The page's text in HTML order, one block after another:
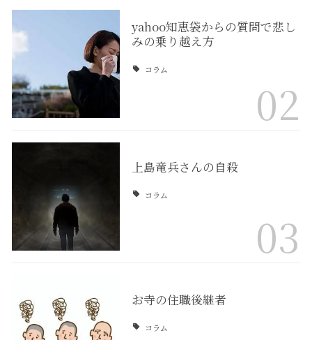
yahoo知恵袋からの質問で悲し
みの乗り越え方
コラム
02
上島竜兵さんの自殺
コラム
03
お寺の住職後継者
コラム